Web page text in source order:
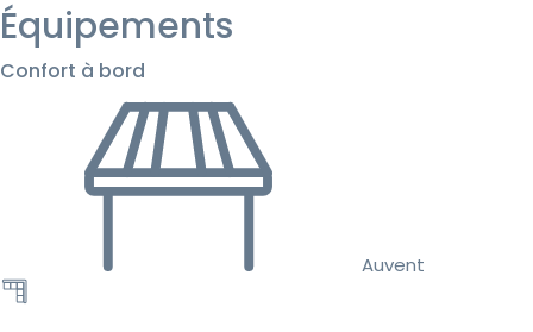
Équipements
Confort à bord
Auvent